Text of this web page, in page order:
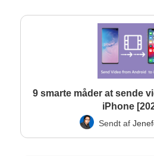
9 smarte måder at sende
iPhone
Sendt af